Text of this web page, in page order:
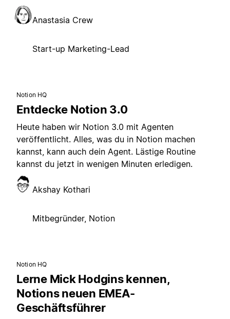
Anastasia Crew
Start-up Marketing-Lead
Notion HQ
Entdecke Notion 3.0
Heute haben wir Notion 3.0 mit Agenten
veröffentlicht. Alles, was du in Notion machen
kannst, kann auch dein Agent. Lästige Routine
kannst du jetzt in wenigen Minuten erledigen.
Akshay Kothari
Mitbegründer, Notion
Notion HQ
Lerne Mick Hodgins kennen,
Notions neuen EMEA-
Geschäftsführer